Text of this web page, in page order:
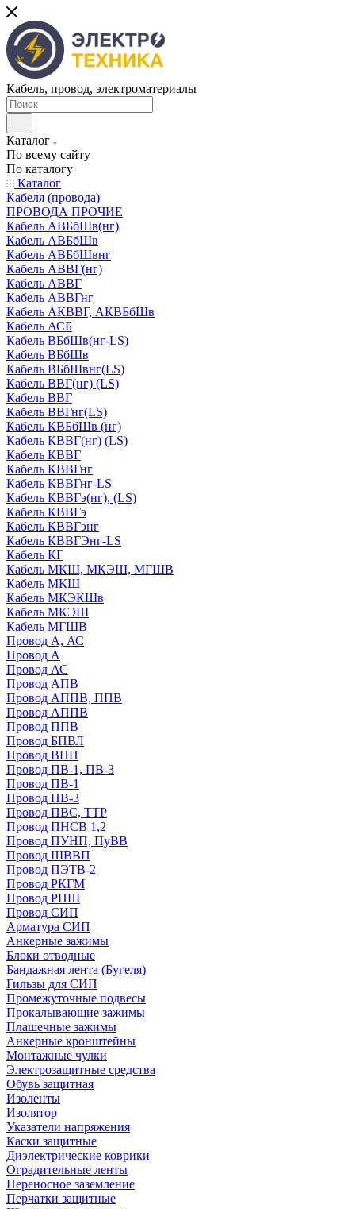
Кабель, провод, электроматериалы
Каталог
По всему сайту
По каталогу
Каталог
Кабеля (провода)
ПРОВОДА ПРОЧИЕ
Кабель АВБбШв(нг)
Кабель АВБбШв
Кабель АВБбШвнг
Кабель АВВГ(нг)
Кабель АВВГ
Кабель АВВГнг
Кабель АКВВГ, АКВБбШв
Кабель АСБ
Кабель ВБбШв(нг-LS)
Кабель ВБбШв
Кабель ВБбШвнг(LS)
Кабель ВВГ(нг) (LS)
Кабель ВВГ
Кабель ВВГнг(LS)
Кабель КВБбШв (нг)
Кабель КВВГ(нг) (LS)
Кабель КВВГ
Кабель КВВГнг
Кабель КВВГнг-LS
Кабель КВВГэ(нг), (LS)
Кабель КВВГэ
Кабель КВВГэнг
Кабель КВВГЭнг-LS
Кабель КГ
Кабель МКШ, МКЭШ, МГШВ
Кабель МКШ
Кабель МКЭКШв
Кабель МКЭШ
Кабель МГШВ
Провод А, АС
Провод А
Провод АС
Провод АПВ
Провод АППВ, ППВ
Провод АППВ
Провод ППВ
Провод БПВЛ
Провод ВПП
Провод ПВ-1, ПВ-3
Провод ПВ-1
Провод ПВ-3
Провод ПВС, ТТР
Провод ПНСВ 1,2
Провод ПУНП, ПуВВ
Провод ШВВП
Провод ПЭТВ-2
Провод РКГМ
Провод РПШ
Провод СИП
Арматура СИП
Анкерные зажимы
Блоки отводные
Бандажная лента (Бугеля)
Гильзы для СИП
Промежуточные подвесы
Прокалывающие зажимы
Плашечные зажимы
Анкерные кронштейны
Монтажные чулки
Электрозащитные средства
Обувь защитная
Изоленты
Изолятор
Указатели напряжения
Каски защитные
Диэлектрические коврики
Оградительные ленты
Переносное заземление
Перчатки защитные